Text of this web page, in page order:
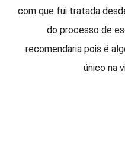
com que fui tratada
do processo de
recomendaria pois é
único na